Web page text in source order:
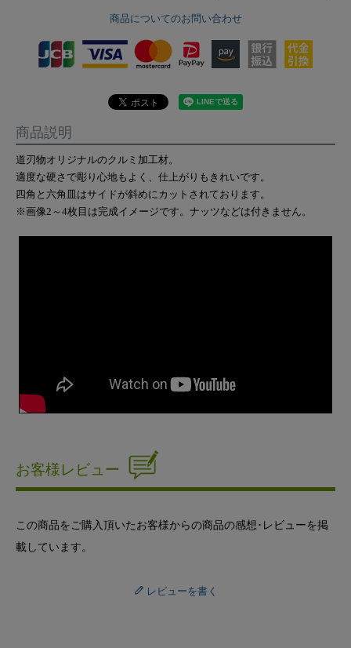
商品についてのお問い合わせ
商品説明
道刃物オリジナルのクルミ加工材。
適度な硬さで彫り心地もよく、仕上がりもきれいです。
四角と六角皿はサイドが斜めにカットされております。
※画像2～4枚目は完成イメージです。ナッツなどは付きません。
お客様レビュー
この商品をご購入頂いたお客様からの商品の感想･レビューを掲
載しています。
レビューを書く